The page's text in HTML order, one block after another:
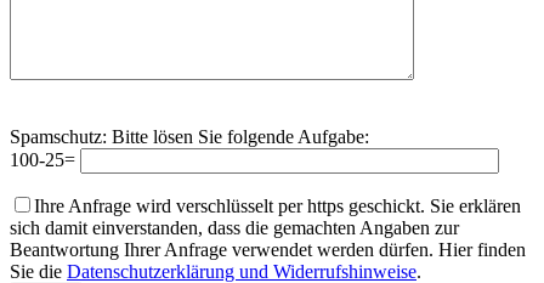
Spamschutz: Bitte lösen Sie folgende Aufgabe:
100-25=
Ihre Anfrage wird verschlüsselt per https geschickt. Sie erklären
sich damit einverstanden, dass die gemachten Angaben zur
Beantwortung Ihrer Anfrage verwendet werden dürfen. Hier finden
Sie die Datenschutzerklärung und Widerrufshinweise.